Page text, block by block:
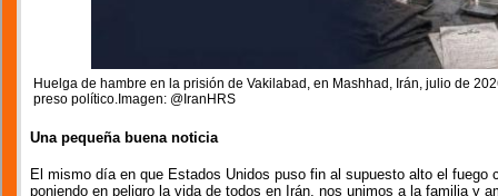
Huelga de hambre en la prisión de Vakilabad, en Mashhad, Irán, julio de
preso político.Imagen: @IranHRS
Una pequeña buena noticia
El mismo día en que Estados Unidos puso fin al supuesto alto el fuego
poniendo en peligro la vida de todos en Irán, nos unimos a la familia y